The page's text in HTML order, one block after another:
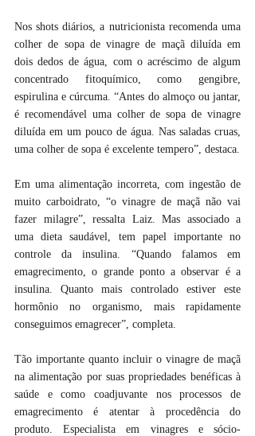
Nos shots diários, a nutricionista recomenda uma
colher de sopa de vinagre de maçã diluída em
dois dedos de água, com o acréscimo de algum
concentrado fitoquímico, como gengibre,
espirulina e cúrcuma. “Antes do almoço ou jantar,
é recomendável uma colher de sopa de vinagre
diluída em um pouco de água. Nas saladas cruas,
uma colher de sopa é excelente tempero”, destaca.
Em uma alimentação incorreta, com ingestão de
muito carboidrato, “o vinagre de maçã não vai
fazer milagre”, ressalta Laiz. Mas associado a
uma dieta saudável, tem papel importante no
controle da insulina. “Quando falamos em
emagrecimento, o grande ponto a observar é a
insulina. Quanto mais controlado estiver este
hormônio no organismo, mais rapidamente
conseguimos emagrecer”, completa.
Tão importante quanto incluir o vinagre de maçã
na alimentação por suas propriedades benéficas à
saúde e como coadjuvante nos processos de
emagrecimento é atentar à procedência do
produto. Especialista em vinagres e sócio-